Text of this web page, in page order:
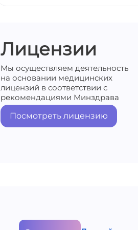
Лицензии
Мы осуществляем деятельность
на основании медицинских
лицензий в соответствии с
рекомендациями Минздрава
Посмотреть лицензию